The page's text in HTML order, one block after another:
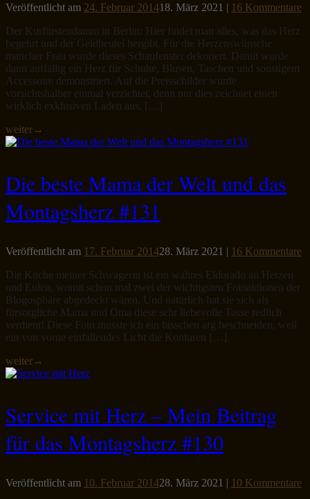
Veröffentlicht am 24. Februar 201418. März 2021 | 16 Kommentare
Der Kurfürstendamm in Berlin: Hier findet man alles, was das Herz
begehrt und der Geldbeutel hergibt. Für die Herzenswünsche
mancher Frau wurde dieses Schaufenster dekoriert. Damit wurde
dann auffällig ein Herz für Schuhe, Blusen, Taschen und sonstigem
Accessoire demonstriert. Auf die Preisschilder wurde
vorsichtshalber einmal verzichtet, denn nur dies zeichnet einen
wirklich exklusiven Laden aus, […]
weiter→
Die beste Mama der Welt und das
Montagsherz #131
Veröffentlicht am 17. Februar 201428. März 2021 | 16 Kommentare
Die Küche meiner Schwägerin ist ein wahres Eldorado an Herzen
und Eulen, womit schon mal zwei der wichtigsten Fotoaktionen der
Blogosphäre abgedeckt wären. Und natürlich hat sie sich als
fürsorgliche Mama und Oma diese sehr liebevolle Tasse redlich
verdient! Diese Foto musste ich ein bisschen arg beschneiden, weil
ein von vorne einfallendes Licht die Konturen […]
weiter→
Service mit Herz – Mein Beitrag
für das Montagsherz #130
Veröffentlicht am 10. Februar 201428. März 2021 | 10 Kommentare